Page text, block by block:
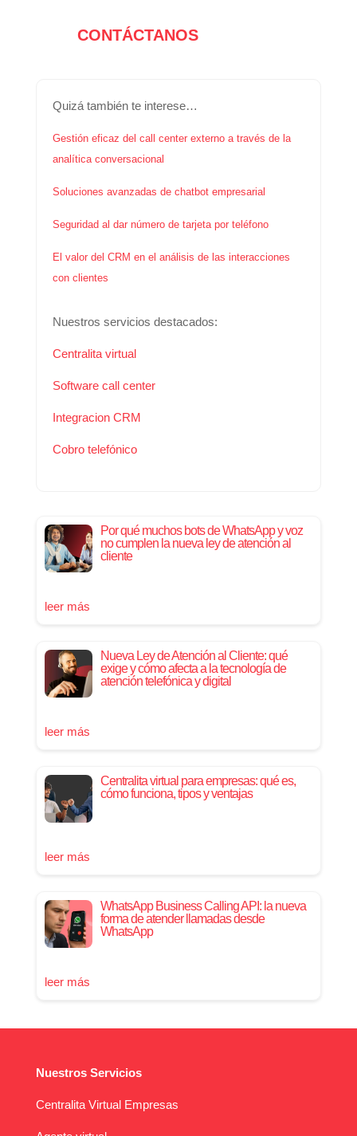
CONTÁCTANOS
Quizá también te interese…
Gestión eficaz del call center externo a través de la
analítica conversacional
Soluciones avanzadas de chatbot empresarial
Seguridad al dar número de tarjeta por teléfono
El valor del CRM en el análisis de las interacciones
con clientes
Nuestros servicios destacados:
Centralita virtual
Software call center
Integracion CRM
Cobro telefónico
Por qué muchos bots de WhatsApp y voz
no cumplen la nueva ley de atención al
cliente
leer más
Nueva Ley de Atención al Cliente: qué
exige y cómo afecta a la tecnología de
atención telefónica y digital
leer más
Centralita virtual para empresas: qué es,
cómo funciona, tipos y ventajas
leer más
WhatsApp Business Calling API: la nueva
forma de atender llamadas desde
WhatsApp
leer más
Nuestros Servicios
Centralita Virtual Empresas